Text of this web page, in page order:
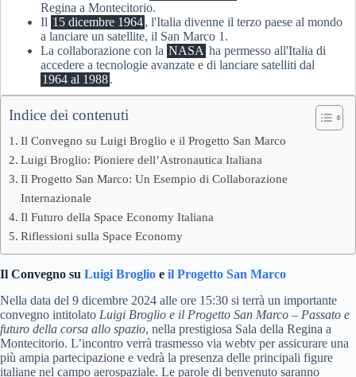
Regina a Montecitorio.
Il 15 dicembre 1964, l'Italia divenne il terzo paese al mondo
a lanciare un satellite, il San Marco 1.
La collaborazione con la NASA ha permesso all'Italia di
accedere a tecnologie avanzate e di lanciare satelliti dal
1964 al 1988.
Indice dei contenuti
Il Convegno su Luigi Broglio e il Progetto San Marco
Luigi Broglio: Pioniere dell’Astronautica Italiana
Il Progetto San Marco: Un Esempio di Collaborazione
Internazionale
Il Futuro della Space Economy Italiana
Riflessioni sulla Space Economy
Il Convegno su Luigi Broglio e il Progetto San Marco
Nella data del 9 dicembre 2024 alle ore 15:30 si terrà un importante
convegno intitolato Luigi Broglio e il Progetto San Marco – Passato e
futuro della corsa allo spazio, nella prestigiosa Sala della Regina a
Montecitorio. L’incontro verrà trasmesso via webtv per assicurare una
più ampia partecipazione e vedrà la presenza delle principali figure
italiane nel campo aerospaziale. Le parole di benvenuto saranno